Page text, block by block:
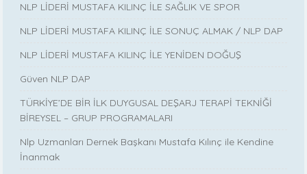
NLP LİDERİ MUSTAFA KILINÇ İLE SAĞLIK VE SPOR
NLP LİDERİ MUSTAFA KILINÇ İLE SONUÇ ALMAK / NLP DAP
NLP LİDERİ MUSTAFA KILINÇ İLE YENİDEN DOĞUŞ
Güven NLP DAP
TÜRKİYE’DE BİR İLK DUYGUSAL DEŞARJ TERAPİ TEKNİĞİ
BİREYSEL – GRUP PROGRAMALARI
Nlp Uzmanları Dernek Başkanı Mustafa Kılınç ile Kendine
İnanmak